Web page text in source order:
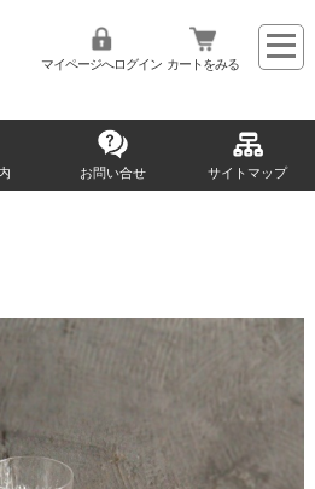
マイページへログイン カートをみる
お問い合せ サイトマップ